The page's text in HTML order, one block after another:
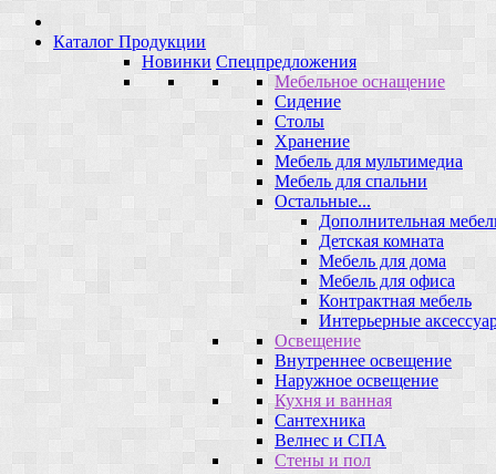
Каталог Продукции
Новинки Спецпредложения
Мебельное оснащение
Сидение
Столы
Хранение
Мебель для мультимедиа
Мебель для спальни
Остальные...
Дополнительная
Детская комната
Мебель для дома
Мебель для офиса
Контрактная мебель
Интерьерные
Освещение
Внутреннее освещение
Наружное освещение
Кухня и ванная
Сантехника
Велнес и СПА
Стены и пол